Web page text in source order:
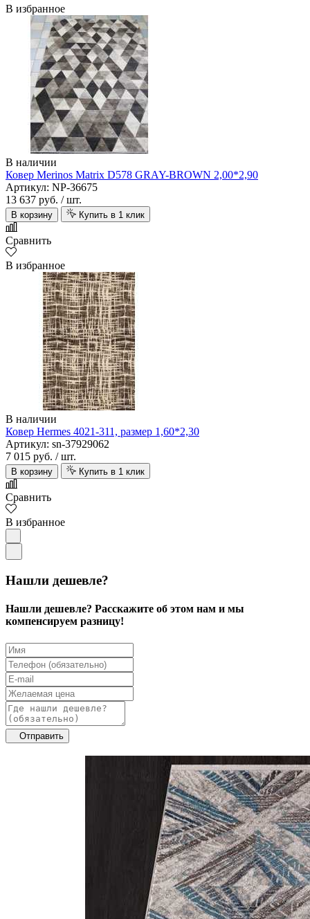
В избранное
В наличии
Ковер Merinos Matrix D578 GRAY-BROWN 2,00*2,90
Артикул: NP-36675
13 637 руб. / шт.
В корзину Купить в 1 клик
Сравнить
В избранное
В наличии
Ковер Hermes 4021-311, размер 1,60*2,30
Артикул: sn-37929062
7 015 руб. / шт.
В корзину Купить в 1 клик
Сравнить
В избранное
Нашли дешевле?
Нашли дешевле? Расскажите об этом нам и мы
компенсируем разницу!
Отправить